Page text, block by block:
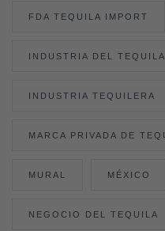
FDA TEQUILA IMPORT
INDUSTRIA DEL TEQUILA
INDUSTRIA TEQUILERA
MARCA PRIVADA DE
MURAL MÉXICO
NEGOCIO DEL TEQUILA